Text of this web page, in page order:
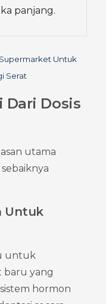
panjang.
Untuk
Serat
Dari Dosis
utama
Untuk
untuk
baru yang
hormon